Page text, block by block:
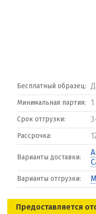
Бесплатный образец:
Минимальная партия:
Срок отгрузки:
Рассрочка:
Варианты доставки:
Варианты отгрузки:
Предоставляется